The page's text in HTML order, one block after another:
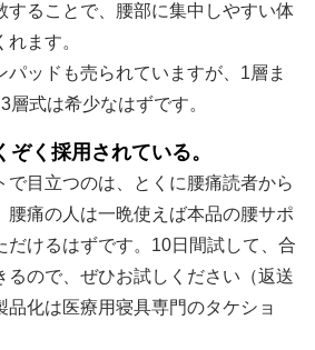
することで、腰部に集中しやすい体
ます。
ッドも売られていますが、1層ま
層式は希少なはずです。
く採用されている。
目立つのは、とくに腰痛読者から
腰痛の人は一晩使えば本品の腰サポ
だけるはずです。10日間試して、合
るので、ぜひお試しください（返送
品化は医療用寝具専門のタケショ